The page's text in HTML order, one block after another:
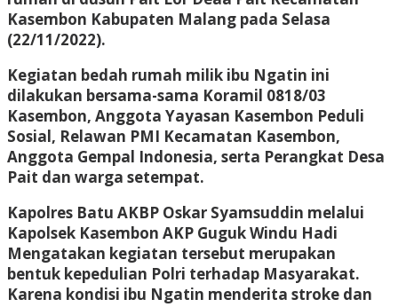
Kasembon Kabupaten Malang pada Selasa
(22/11/2022).
Kegiatan bedah rumah milik ibu Ngatin ini
dilakukan bersama-sama Koramil 0818/03
Kasembon, Anggota Yayasan Kasembon Peduli
Sosial, Relawan PMI Kecamatan Kasembon,
Anggota Gempal Indonesia, serta Perangkat Desa
Pait dan warga setempat.
Kapolres Batu AKBP Oskar Syamsuddin melalui
Kapolsek Kasembon AKP Guguk Windu Hadi
Mengatakan kegiatan tersebut merupakan
bentuk kepedulian Polri terhadap Masyarakat.
Karena kondisi ibu Ngatin menderita stroke dan